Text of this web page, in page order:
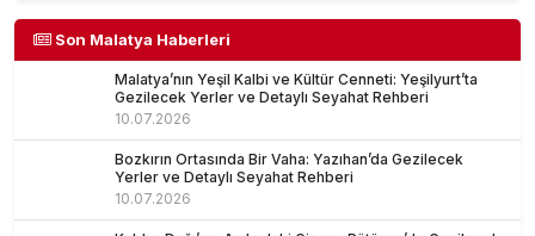
Son Malatya Haberleri
Malatya’nın Yeşil Kalbi ve Kültür Cenneti: Yeşilyurt’ta
Gezilecek Yerler ve Detaylı Seyahat Rehberi
10.07.2026
Bozkırın Ortasında Bir Vaha: Yazıhan’da Gezilecek
Yerler ve Detaylı Seyahat Rehberi
10.07.2026